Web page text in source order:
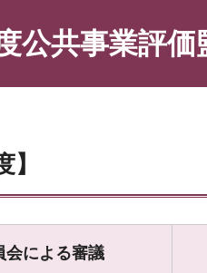
公共事業評価
】
会による審議